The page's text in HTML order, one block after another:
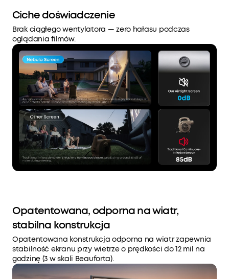
Ciche doświadczenie
Brak ciągłego wentylatora — zero hałasu podczas
oglądania filmów.
Opatentowana, odporna na wiatr,
stabilna konstrukcja
Opatentowana konstrukcja odporna na wiatr zapewnia
stabilność ekranu przy wietrze o prędkości do 12 mil na
godzinę (3 w skali Beauforta).